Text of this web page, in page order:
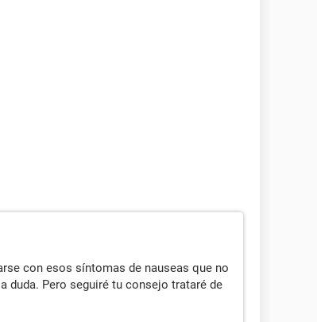
con esos síntomas de nauseas que no
duda. Pero seguiré tu consejo trataré de